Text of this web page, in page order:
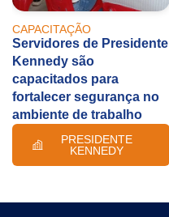
CAPACITAÇÃO
Servidores de Presidente
Kennedy são
capacitados para
fortalecer segurança no
ambiente de trabalho
PRESIDENTE
KENNEDY